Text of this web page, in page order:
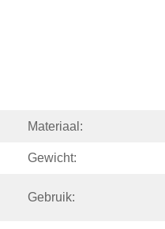
Materiaal:
Gewicht:
Gebruik: